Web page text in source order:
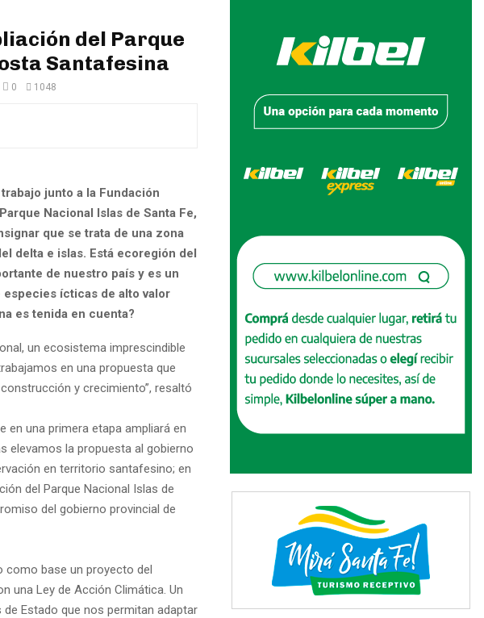
del Parque
Santafesina
0 1048
junto a la Fundación
Nacional Islas de Santa Fe,
que se trata de una zona
delta e islas. Está ecoregión del
de nuestro país y es un
ícticas de alto valor
es tenida en cuenta?
un ecosistema imprescindible
en una propuesta que
y crecimiento”, resaltó
en una primera etapa ampliará en
elevamos la propuesta al gobierno
en territorio santafesino; en
del Parque Nacional Islas de
del gobierno provincial de
como base un proyecto del
una Ley de Acción Climática. Un
Estado que nos permitan adaptar